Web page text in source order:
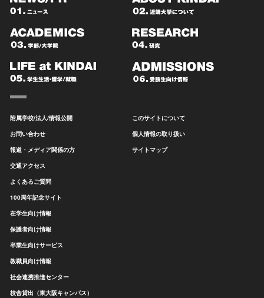
附属学校/法人/情報公開
お問い合わせ
報道・メディア関係の方
交通アクセス
よくあるご質問
100周年記念サイト
在学生向け情報
保護者向け情報
卒業生向けサービス
教職員向け情報
社会連携推進センター
校舎貸出（東大阪キャンパス）
このサイトについて
個人情報の取り扱い
サイトマップ